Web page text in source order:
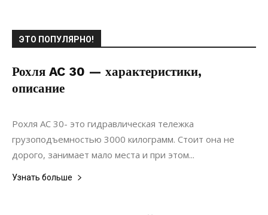
ЭТО ПОПУЛЯРНО!
Рохля AC 30 — характеристики,
описание
26.02.2021
Рохля АС 30- это гидравлическая тележка
грузоподъемностью 3000 килограмм. Стоит она не
дорого, занимает мало места и при этом...
Узнать больше